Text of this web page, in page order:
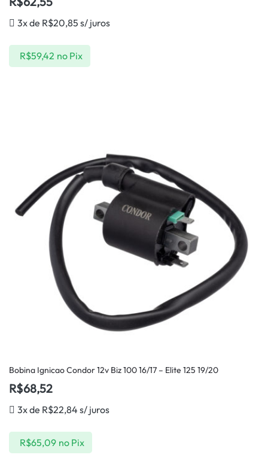
3x de R$20,85 s/ juros
R$59,42 no Pix
Bobina Ignicao Condor 12v Biz 100 16/17 – Elite 125 19/20
R$68,52
3x de R$22,84 s/ juros
R$65,09 no Pix